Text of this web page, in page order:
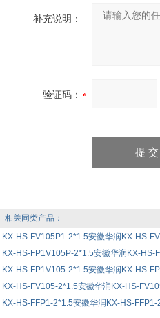
补充说明：
验证码：
相关同类产品：
KX-HS-FV105P1-2*1.5安徽华润KX-HS-
KX-HS-FP1V105P-2*1.5安徽华润KX-
KX-HS-FP1V105-2*1.5安徽华润KX-HS-
KX-HS-FV105-2*1.5安徽华润KX-HS-
KX-HS-FFP1-2*1.5安徽华润KX-HS-